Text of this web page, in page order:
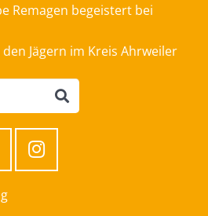
Remagen begeistert bei
Jägern im Kreis Ahrweiler